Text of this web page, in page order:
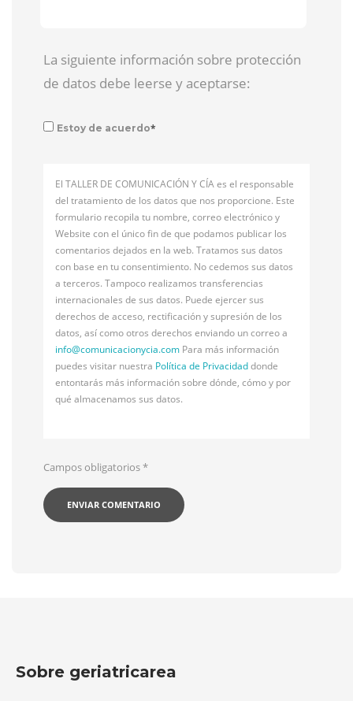
La siguiente información sobre protección
de datos debe leerse y aceptarse:
Estoy de acuerdo*
El TALLER DE COMUNICACIÓN Y CÍA es el responsable
del tratamiento de los datos que nos proporcione. Este
formulario recopila tu nombre, correo electrónico y
Website con el único fin de que podamos publicar los
comentarios dejados en la web. Tratamos sus datos
con base en tu consentimiento. No cedemos sus datos
a terceros. Tampoco realizamos transferencias
internacionales de sus datos. Puede ejercer sus
derechos de acceso, rectificación y supresión de los
datos, así como otros derechos enviando un correo a
info@comunicacionycia.com Para más información
puedes visitar nuestra Política de Privacidaddonde
entontarás más información sobre dónde, cómo y por
qué almacenamos sus datos.
Campos obligatorios*
Sobre geriatricarea